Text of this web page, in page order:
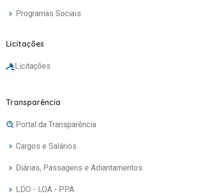
Programas Sociais
Licitações
Licitações
Transparência
Portal da Transparência
Cargos e Salários
Diárias, Passagens e Adiantamentos
LDO - LOA - PPA